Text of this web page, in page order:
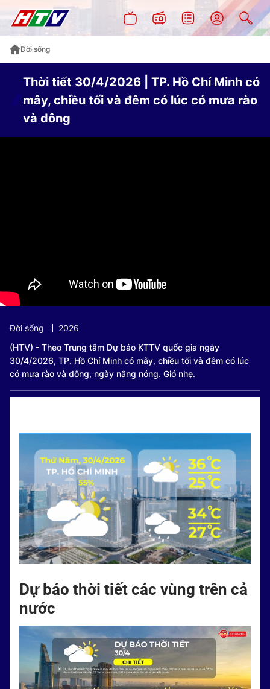
Đời sống
Thời tiết 30/4/2026 | TP. Hồ Chí Minh có
mây, chiều tối và đêm có lúc có mưa rào
và dông
Đời sống
2026
(HTV) - Theo Trung tâm Dự báo KTTV quốc gia ngày
30/4/2026, TP. Hồ Chí Minh có mây, chiều tối và đêm có lúc
có mưa rào và dông, ngày nắng nóng. Gió nhẹ.
Dự báo thời tiết các vùng trên cả
nước